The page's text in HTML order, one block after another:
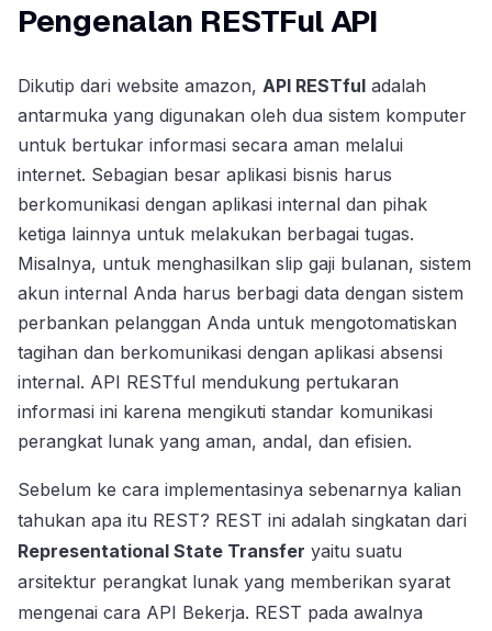
Pengenalan RESTFul API
Dikutip dari website amazon, API RESTful adalah
antarmuka yang digunakan oleh dua sistem komputer
untuk bertukar informasi secara aman melalui
internet. Sebagian besar aplikasi bisnis harus
berkomunikasi dengan aplikasi internal dan pihak
ketiga lainnya untuk melakukan berbagai tugas.
Misalnya, untuk menghasilkan slip gaji bulanan, sistem
akun internal Anda harus berbagi data dengan sistem
perbankan pelanggan Anda untuk mengotomatiskan
tagihan dan berkomunikasi dengan aplikasi absensi
internal. API RESTful mendukung pertukaran
informasi ini karena mengikuti standar komunikasi
perangkat lunak yang aman, andal, dan efisien.
Sebelum ke cara implementasinya sebenarnya kalian
tahukan apa itu REST? REST ini adalah singkatan dari
Representational State Transfer yaitu suatu
arsitektur perangkat lunak yang memberikan syarat
mengenai cara API Bekerja. REST pada awalnya